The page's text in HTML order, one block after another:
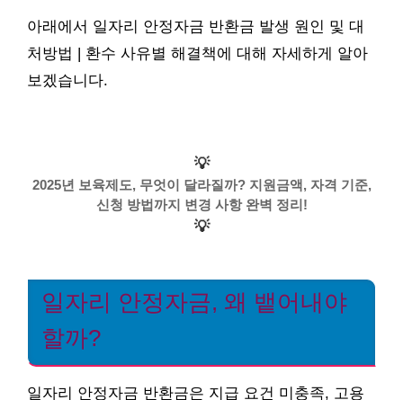
아래에서 일자리 안정자금 반환금 발생 원인 및 대
처방법 | 환수 사유별 해결책에 대해 자세하게 알아
보겠습니다.
💡
2025년 보육제도, 무엇이 달라질까? 지원금액, 자격 기준,
신청 방법까지 변경 사항 완벽 정리!
💡
일자리 안정자금, 왜 뱉어내야
할까?
일자리 안정자금 반환금은 지급 요건 미충족, 고용